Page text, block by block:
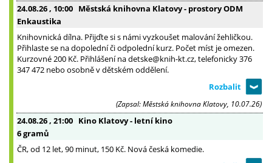
24.08.26 , 10:00 Městská knihovna Klatovy - prostory ODM
Enkaustika
Knihovnická dílna. Přijďte si s námi vyzkoušet malování žehličkou.
Přihlaste se na dopolední či odpolední kurz. Počet míst je omezen.
Kurzovné 200 Kč. Přihlášení na detske@knih-kt.cz, telefonicky 376
347 472 nebo osobně v dětském oddělení.
(Zapsal: Městská knihovna Klatovy, 10.07.26)
24.08.26 , 21:00 Kino Klatovy - letní kino
6 gramů
ČR, od 12 let, 90 minut, 150 Kč. Nová česká komedie.